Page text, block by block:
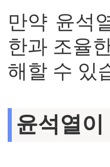
만약 윤석
한과 조율
해할 수 있
윤석열